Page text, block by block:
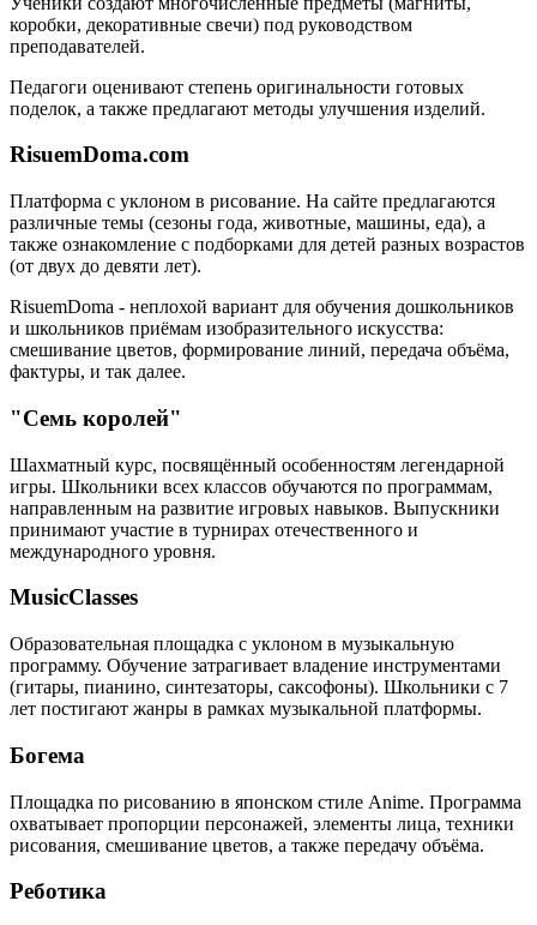
коробки, декоративные свечи) под руководством
преподавателей.
Педагоги оценивают степень оригинальности готовых
поделок, а также предлагают методы улучшения изделий.
RisuemDoma.com
Платформа с уклоном в рисование. На сайте предлагаются
различные темы (сезоны года, животные, машины, еда), а
также ознакомление с подборками для детей разных возрастов
(от двух до девяти лет).
RisuemDoma - неплохой вариант для обучения дошкольников
и школьников приёмам изобразительного искусства:
смешивание цветов, формирование линий, передача объёма,
фактуры, и так далее.
"Семь королей"
Шахматный курс, посвящённый особенностям легендарной
игры. Школьники всех классов обучаются по программам,
направленным на развитие игровых навыков. Выпускники
принимают участие в турнирах отечественного и
международного уровня.
MusicClasses
Образовательная площадка с уклоном в музыкальную
программу. Обучение затрагивает владение инструментами
(гитары, пианино, синтезаторы, саксофоны). Школьники с 7
лет постигают жанры в рамках музыкальной платформы.
Богема
Площадка по рисованию в японском стиле Anime. Программа
охватывает пропорции персонажей, элементы лица, техники
рисования, смешивание цветов, а также передачу объёма.
Реботика